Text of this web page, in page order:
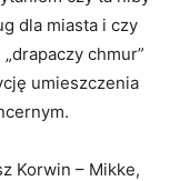
dla miasta i czy
chmur”
umieszczenia
Korwin – Mikke,